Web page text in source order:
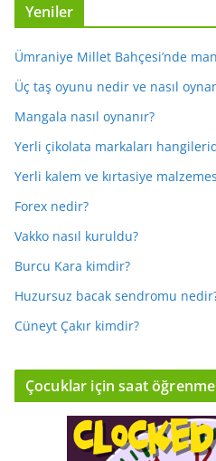
Yeniler
Ümraniye Millet Bahçesi’nde
Üç taş oyunu nedir ve nasıl
Mangala nasıl oynanır?
Yerli çikolata markaları
Yerli kalem ve kırtasiye
Forex nedir?
Vakko nasıl kuruldu?
Burcu Kara kimdir?
Huzursuz bacak sendromu
Cüneyt Çakır kimdir?
Çocuklar için saat öğrenme